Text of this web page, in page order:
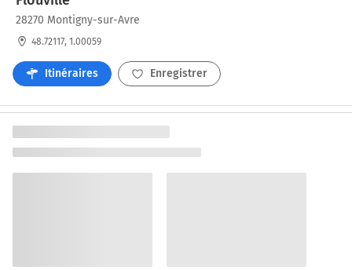
28270 Montigny-sur-Avre
48.72117, 1.00059
Itinéraires Enregistrer